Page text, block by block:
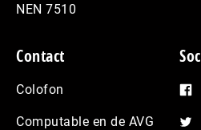
NEN 7510
Contact
Colofon
Computable en de AVG